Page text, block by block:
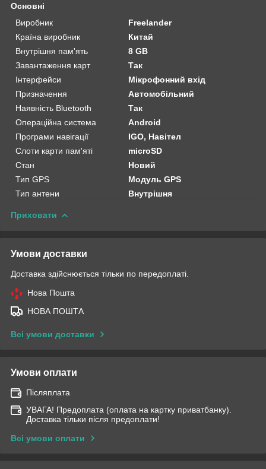
Основні
Виробник
Freelander
Країна виробник
Китай
Внутрішня пам'ять
8 GB
Завантаження карт
Так
Інтерфейси
Мікрофонний вхід
Призначення
Автомобільний
Наявність Bluetooth
Так
Операційна система
Android
Програми навігації
IGO, Навітел
Слоти карти пам'яті
microSD
Стан
Новий
Тип GPS
Модуль GPS
Тип антени
Внутрішня
Приховати
Умови доставки
Доставка здійснюється тільки по передоплаті.
Нова Пошта
НОВА ПОШТА
Всі умови доставки
Умови оплати
Післяплата
УВАГА! Предоплата (оплата на картку приватбанку).
Доставка тільки після предоплати!
Всі умови оплати